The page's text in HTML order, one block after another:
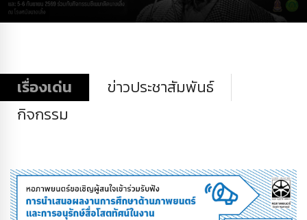
เรื่องเด่น
ข่าวประชาสัมพันธ์
กิจกรรม